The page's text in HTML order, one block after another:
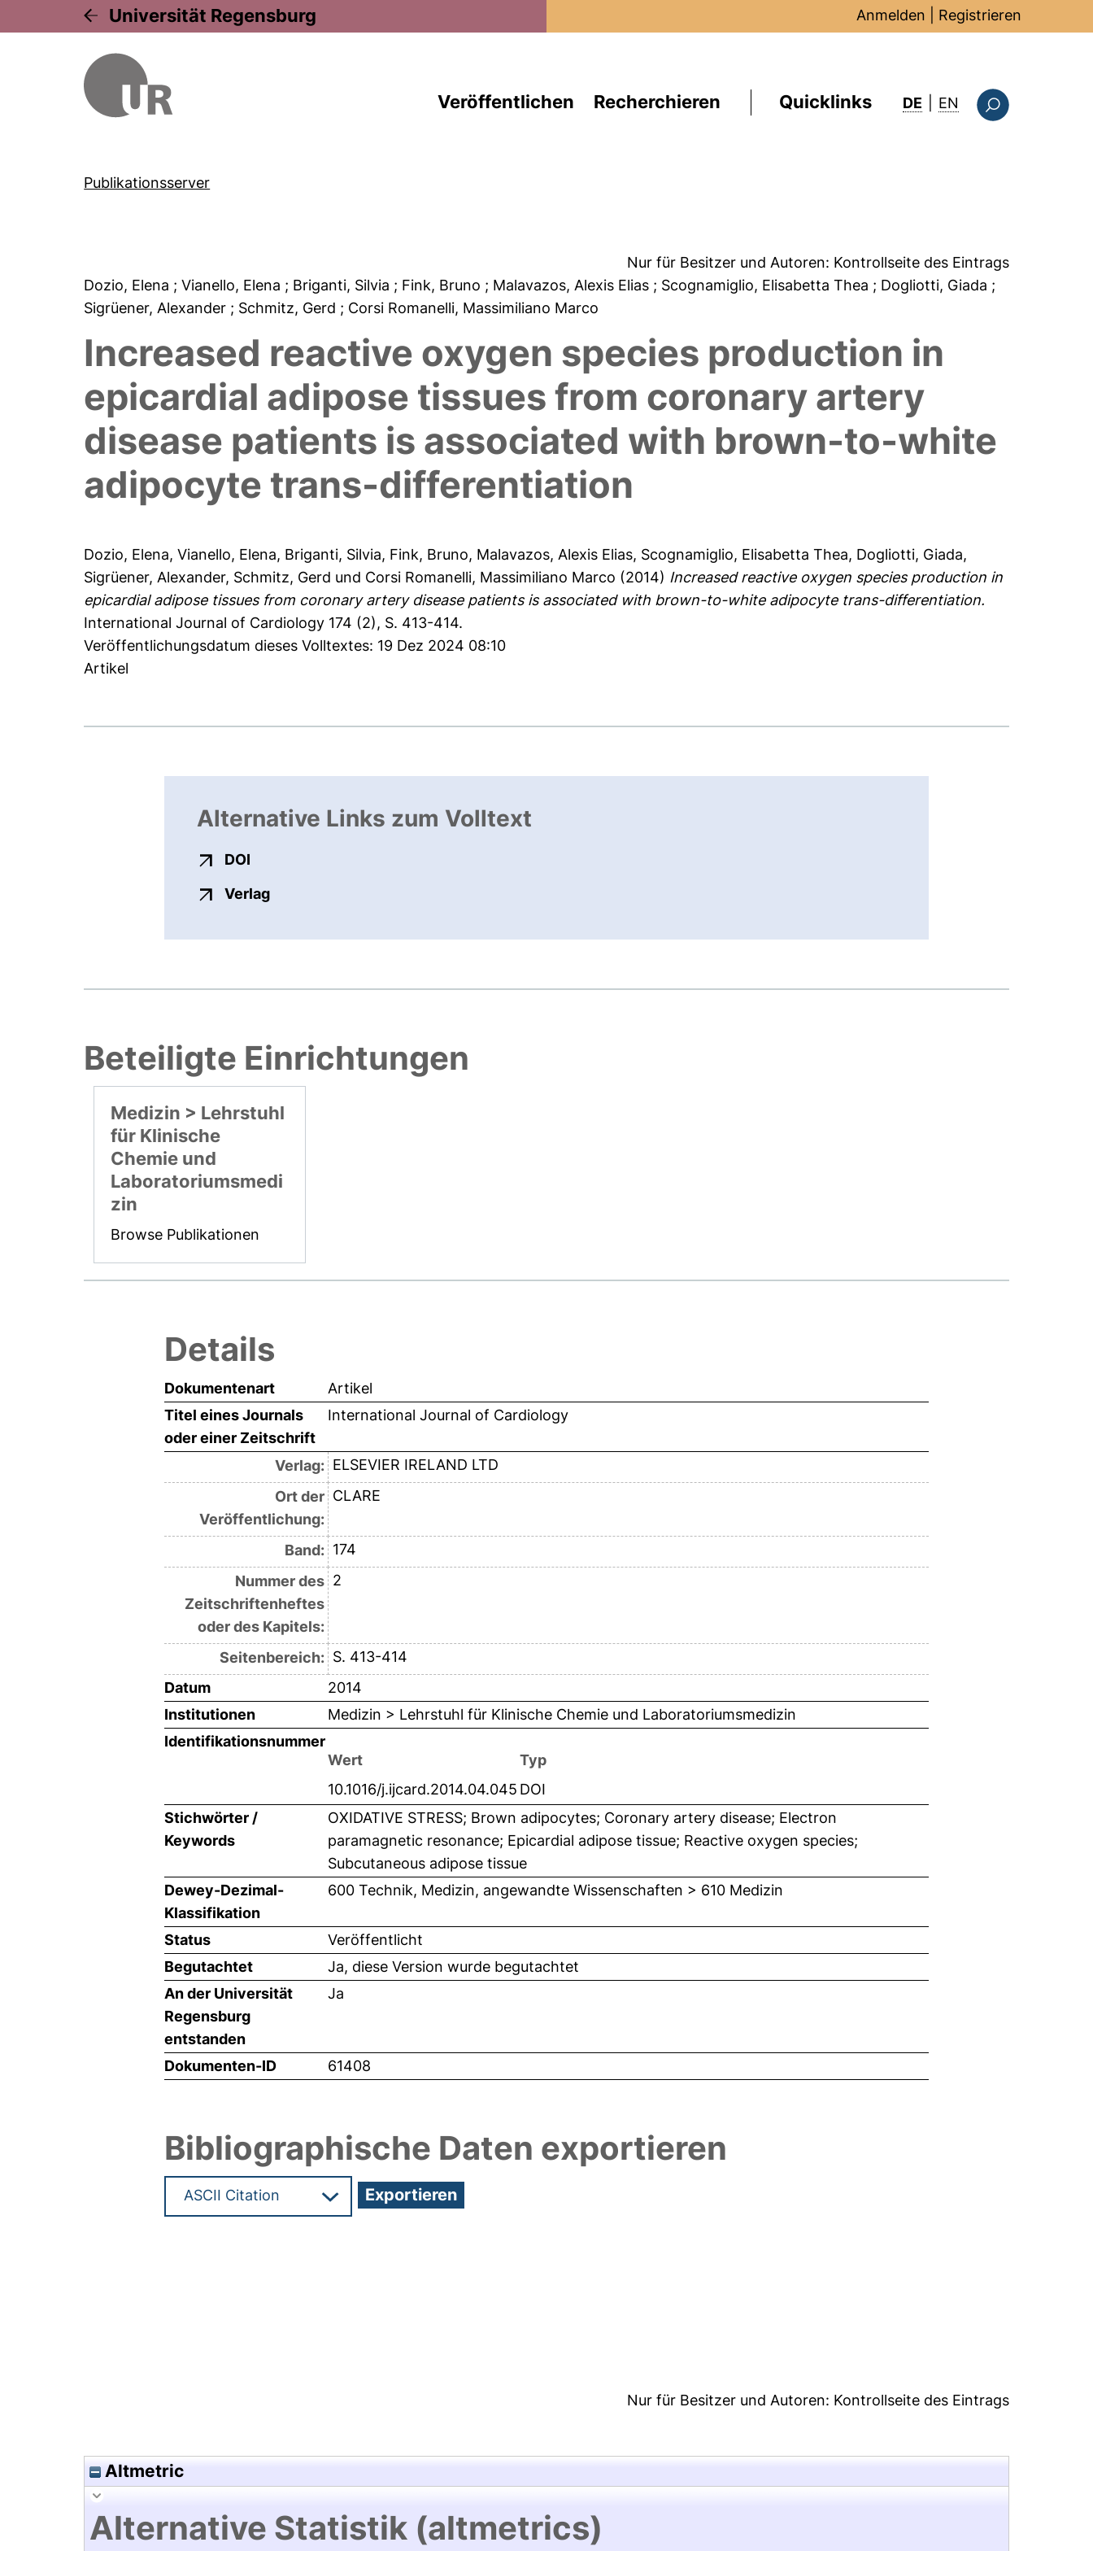
Universität Regensburg Anmelden Registrieren
Veröffentlichen Recherchieren Quicklinks DE EN : this page in
Publikationsserver
Nur für Besitzer und Autoren: Kontrollseite des Eintrags
Dozio, Elena ; Vianello, Elena ; Briganti, Silvia ; Fink, Bruno ; Malavazos, Alexis Elias ; Scognamiglio, Elisabetta Thea ; Dogliotti, Giada ;
Sigrüener, Alexander ; Schmitz, Gerd ; Corsi Romanelli, Massimiliano Marco
Increased reactive oxygen species production in
epicardial adipose tissues from coronary artery
disease patients is associated with brown-to-white
adipocyte trans-differentiation
Dozio, Elena,Vianello, Elena, Briganti, Silvia, Fink, Bruno, Malavazos, Alexis Elias, Scognamiglio, Elisabetta Thea, Dogliotti, Giada,
Sigrüener, Alexander, Schmitz, Gerd und Corsi Romanelli, Massimiliano Marco (2014) Increased reactive oxygen species production in
epicardial adipose tissues from coronary artery disease patients is associated with brown-to-white adipocyte trans-differentiation.
International Journal of Cardiology 174 (2), S. 413-414.
Veröffentlichungsdatum dieses Volltextes: 19 Dez 2024 08:10
Artikel
Alternative Links zum Volltext
DOI
Verlagexterner Link, öffnet neues Fenster
Beteiligte Einrichtungen
Medizin > Lehrstuhl
für Klinische
Chemie und
Laboratoriumsmedi
zin
Browse Publikationen
Details
Dokumentenart
Artikel
Titel eines Journals
oder einer Zeitschrift
International Journal of Cardiology
Verlag: ELSEVIER IRELAND LTD
Ort der
Veröffentlichung:
CLARE
Band: 174
Nummer des
Zeitschriftenheftes
oder des Kapitels:
2
Seitenbereich: S. 413-414
Datum
2014
Institutionen
Medizin > Lehrstuhl für Klinische Chemie und Laboratoriumsmedizin
Identifikationsnummer
Wert
Typ
10.1016/j.ijcard.2014.04.045 DOI
Stichwörter /
Keywords
OXIDATIVE STRESS; Brown adipocytes; Coronary artery disease; Electron
paramagnetic resonance; Epicardial adipose tissue; Reactive oxygen species;
Subcutaneous adipose tissue
Dewey-Dezimal-
Klassifikation
600 Technik, Medizin, angewandte Wissenschaften > 610 Medizin
Status
Veröffentlicht
Begutachtet
Ja, diese Version wurde begutachtet
An der Universität
Regensburg
entstanden
Ja
Dokumenten-ID 61408
Bibliographische Daten exportieren
Nur für Besitzer und Autoren: Kontrollseite des Eintrags
Altmetric
Alternative Statistik (altmetrics)